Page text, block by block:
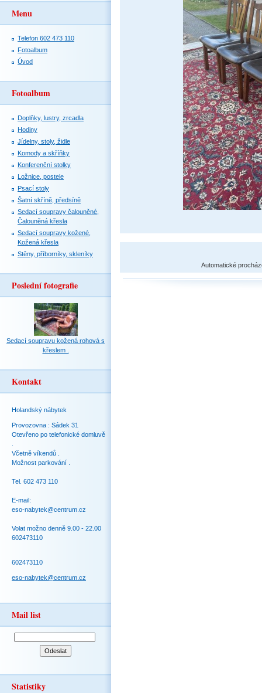
Automatické
Menu
Telefon 602 473 110
Fotoalbum
Úvod
Fotoalbum
Doplňky, lustry, zrcadla
Hodiny
Jídelny, stoly, židle
Komody a skříňky
Konferenční stolky
Ložnice, postele
Psací stoly
Šatní skříně, předsíně
Sedací soupravy čalouněné,
Čalouněná křesla
Sedací soupravy kožené,
Kožená křesla
Stěny, příborníky, skleníky
Poslední fotografie
Sedací soupravu kožená rohová s
křeslem .
Kontakt
Holandský nábytek
Provozovna : Sádek 31
Otevřeno po telefonické domluvě
Včetně víkendů .
Možnost parkování .
Tel. 602 473 110
E-mail:
eso-nabytek@centrum.cz
Volat možno denně 9.00 - 22.00
602473110
602473110
eso-nabytek@centrum.cz
Mail list
Statistiky